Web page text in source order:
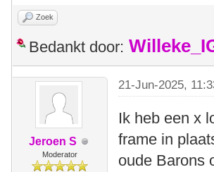
Zoek
Bedankt door:
Jeroen S
Moderator
21-Jun-2025,
Ik heb een x
frame in
oude Barons